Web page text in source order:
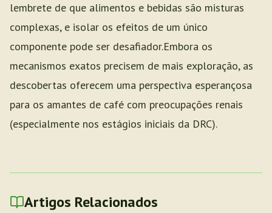
lembrete de que alimentos e bebidas são misturas
complexas, e isolar os efeitos de um único
componente pode ser desafiador.Embora os
mecanismos exatos precisem de mais exploração, as
descobertas oferecem uma perspectiva esperançosa
para os amantes de café com preocupações renais
(especialmente nos estágios iniciais da DRC).
Artigos Relacionados